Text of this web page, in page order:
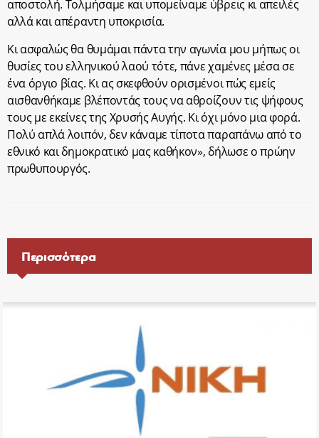
αποστολή. Τολμήσαμε και υπομείναμε ύβρεις κι απειλές
αλλά και απέραντη υποκρισία.
Κι ασφαλώς θα θυμάμαι πάντα την αγωνία μου μήπως οι
θυσίες του ελληνικού λαού τότε, πάνε χαμένες μέσα σε
ένα όργιο βίας. Κι ας σκεφθούν ορισμένοι πώς εμείς
αισθανθήκαμε βλέποντάς τους να αθροίζουν τις ψήφους
τους με εκείνες της Χρυσής Αυγής. Κι όχι μόνο μια φορά.
Πολύ απλά λοιπόν, δεν κάναμε τίποτα παραπάνω από το
εθνικό και δημοκρατικό μας καθήκον», δήλωσε ο πρώην
πρωθυπουργός.
Περισσότερα